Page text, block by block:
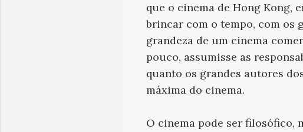
que o cinema de Hong Kong,
brincar com o tempo, com os
grandeza de um cinema
pouco, assumisse as
quanto os grandes autores
máxima do cinema.
O cinema pode ser filosófico,